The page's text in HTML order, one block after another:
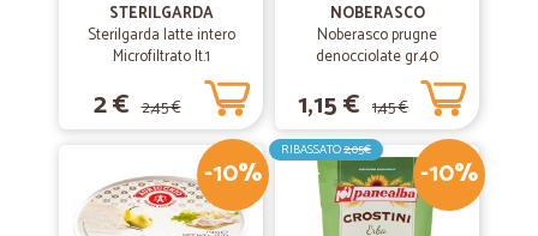
STERILGARDA
Sterilgarda latte intero
Microfiltrato lt.1
2 € 2,45 €
NOBERASCO
Noberasco prugne
denocciolate gr.40
1,15 € 1,45 €
-10% -10%
RIBASSATO2,05€